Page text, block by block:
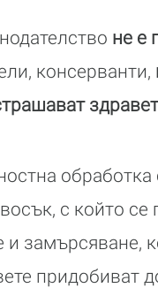
не е
консерванти,
с който се
замърсяване,
придобиват